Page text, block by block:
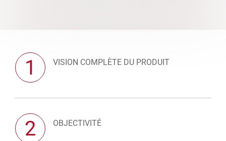
1 VISION COMPLÈTE DU PRODUIT
2 OBJECTIVITÉ